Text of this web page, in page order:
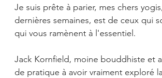
Je suis prête à parier, mes chers
dernières semaines, est de ceux qui
qui vous ramènent à l'essentiel.
Jack Kornfield, moine bouddhiste et
de pratique à avoir vraiment exploré